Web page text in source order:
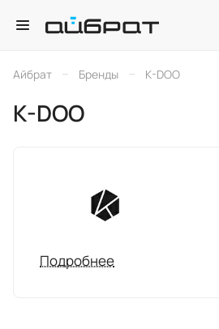
Айбрат – Бренды – K-DOO
K-DOO
Подробнее